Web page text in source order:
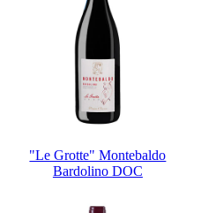
"Le Grotte" Montebaldo
Bardolino DOC